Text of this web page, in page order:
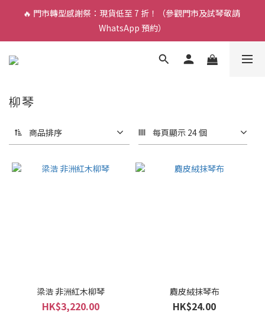
🎵 新生限時：$200 試堂優惠（包樂器借用）
🔥 門市轉型感謝祭：現貨低至 7 折！（參觀門市及試琴敬請
WhatsApp 預約）
🎵 新生限時：$200 試堂優惠（包樂器借用）
柳琴
商品排序 每頁顯示 24 個
梁浩 非洲紅木柳琴
HK$3,220.00
麑皮絨抹琴布
HK$24.00